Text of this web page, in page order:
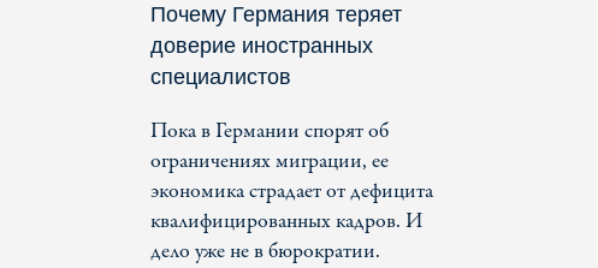
Почему Германия теряет
доверие иностранных
специалистов
Пока в Германии спорят об
ограничениях миграции, ее
экономика страдает от дефицита
квалифицированных кадров. И
дело уже не в бюрократии.